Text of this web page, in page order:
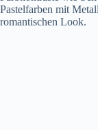
Pastelfarben mit
romantischen Look.